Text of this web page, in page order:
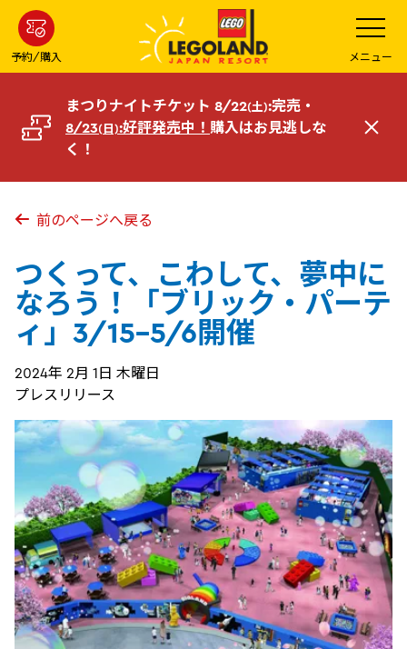
ン
コ
へ
予約/購入
メ
ニ
ュ
ー
を
開
メニュー
まつりナイトチケット 8/22(土):完売・
8/23(日):好評発売中！ 購入はお見逃しな
く！
閉
前のページへ戻る
つくって、こわして、夢中に
なろう！「ブリック・パーテ
ィ」3/15-5/6開催
2024年 2月 1日 木曜日
プレスリリース